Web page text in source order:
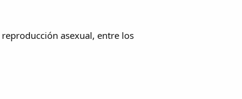
asexual, entre los